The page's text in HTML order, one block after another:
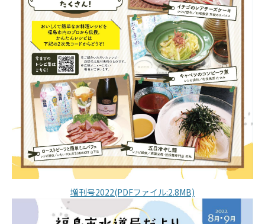
増刊号2022(PDFファイル:2.8MB)